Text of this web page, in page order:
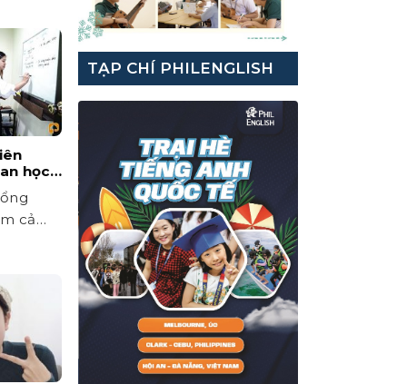
học
ngữ
cả
TẠP CHÍ PHILENGLISH